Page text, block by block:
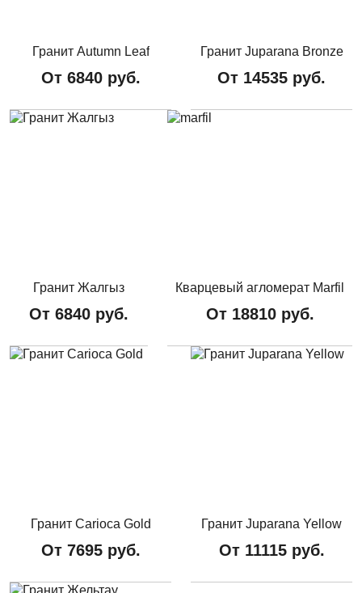
Гранит Autumn Leaf
От 6840руб.
Гранит Juparana Bronze
От 14535 руб.
Гранит Жалгыз
От 6840 руб.
Кварцевый агломерат Marfil
От 18810руб.
Гранит Carioca Gold
От 7695руб.
Гранит Juparana Yellow
От 11115руб.